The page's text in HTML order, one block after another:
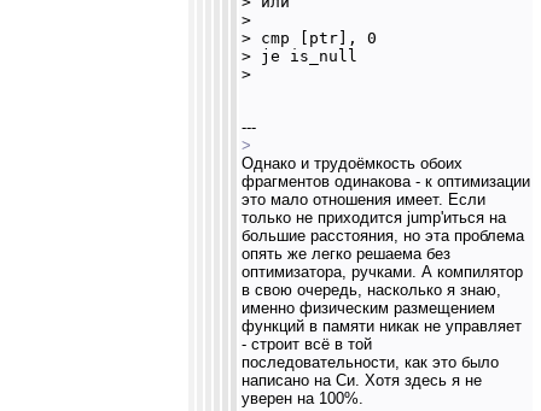
>
> cmp [ptr], 0
> je is_null
>
---
>
Однако и трудоёмкость обоих
фрагментов одинакова - к оптимизации
это мало отношения имеет. Если
только не приходится jump'иться на
большие расстояния, но эта проблема
опять же легко решаема без
оптимизатора, ручками. А компилятор
в свою очередь, насколько я знаю,
именно физическим размещением
функций в памяти никак не управляет
- строит всё в той
последовательности, как это было
написано на Си. Хотя здесь я не
уверен на 100%.